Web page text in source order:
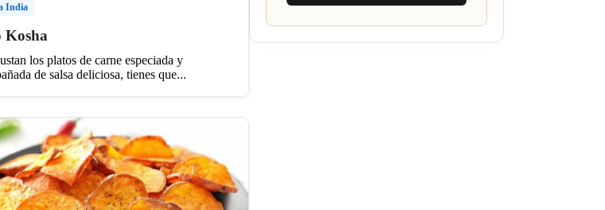
India
Kosha
los platos de carne especiada y
de salsa deliciosa, tienes que...